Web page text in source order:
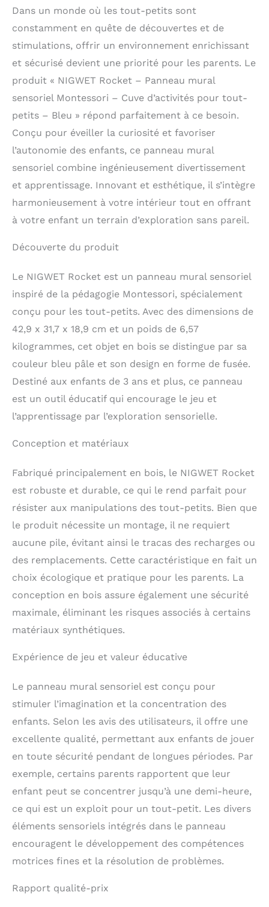
Dans un monde où les tout-petits sont
constamment en quête de découvertes et de
stimulations, offrir un environnement enrichissant
et sécurisé devient une priorité pour les parents. Le
produit « NIGWET Rocket – Panneau mural
sensoriel Montessori – Cuve d’activités pour tout-
petits – Bleu » répond parfaitement à ce besoin.
Conçu pour éveiller la curiosité et favoriser
l’autonomie des enfants, ce panneau mural
sensoriel combine ingénieusement divertissement
et apprentissage. Innovant et esthétique, il s’intègre
harmonieusement à votre intérieur tout en offrant
à votre enfant un terrain d’exploration sans pareil.
Découverte du produit
Le NIGWET Rocket est un panneau mural sensoriel
inspiré de la pédagogie Montessori, spécialement
conçu pour les tout-petits. Avec des dimensions de
42,9 x 31,7 x 18,9 cm et un poids de 6,57
kilogrammes, cet objet en bois se distingue par sa
couleur bleu pâle et son design en forme de fusée.
Destiné aux enfants de 3 ans et plus, ce panneau
est un outil éducatif qui encourage le jeu et
l’apprentissage par l’exploration sensorielle.
Conception et matériaux
Fabriqué principalement en bois, le NIGWET Rocket
est robuste et durable, ce qui le rend parfait pour
résister aux manipulations des tout-petits. Bien que
le produit nécessite un montage, il ne requiert
aucune pile, évitant ainsi le tracas des recharges ou
des remplacements. Cette caractéristique en fait un
choix écologique et pratique pour les parents. La
conception en bois assure également une sécurité
maximale, éliminant les risques associés à certains
matériaux synthétiques.
Expérience de jeu et valeur éducative
Le panneau mural sensoriel est conçu pour
stimuler l’imagination et la concentration des
enfants. Selon les avis des utilisateurs, il offre une
excellente qualité, permettant aux enfants de jouer
en toute sécurité pendant de longues périodes. Par
exemple, certains parents rapportent que leur
enfant peut se concentrer jusqu’à une demi-heure,
ce qui est un exploit pour un tout-petit. Les divers
éléments sensoriels intégrés dans le panneau
encouragent le développement des compétences
motrices fines et la résolution de problèmes.
Rapport qualité-prix